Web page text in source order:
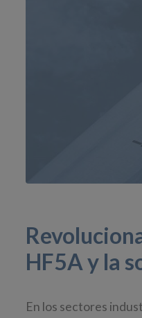
HF5A y la
En los sectores